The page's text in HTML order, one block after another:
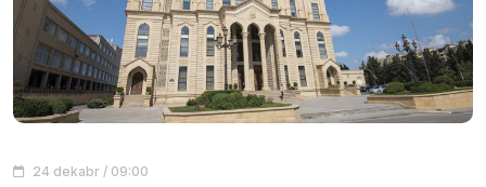
24 dekabr / 09:00